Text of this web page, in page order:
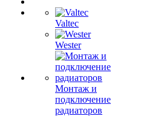
Valtec
Wester
Монтаж и
подключение
радиаторов